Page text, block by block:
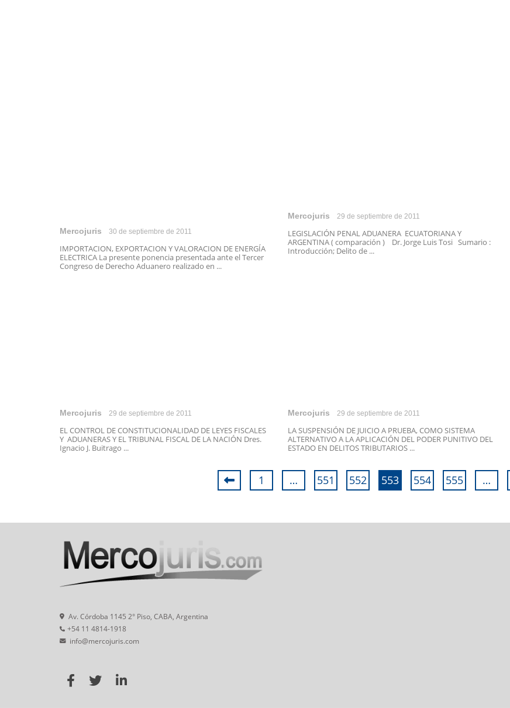
Mercojuris 30 de septiembre de 2011
IMPORTACION, EXPORTACION Y VALORACION DE ENERGÍA
ELECTRICA La presente ponencia presentada ante el Tercer
Congreso de Derecho Aduanero realizado en ...
Mercojuris 29 de septiembre de 2011
LEGISLACIÓN PENAL ADUANERA ECUATORIANA Y
ARGENTINA ( comparación ) Dr. Jorge Luis Tosi Sumario :
Introducción; Delito de ...
Mercojuris 29 de septiembre de 2011
EL CONTROL DE CONSTITUCIONALIDAD DE LEYES FISCALES
Y ADUANERAS Y EL TRIBUNAL FISCAL DE LA NACIÓN Dres.
Ignacio J. Buitrago ...
Mercojuris 29 de septiembre de 2011
LA SUSPENSIÓN DE JUICIO A PRUEBA, COMO SISTEMA
ALTERNATIVO A LA APLICACIÓN DEL PODER PUNITIVO DEL
ESTADO EN DELITOS TRIBUTARIOS ...
1 … 551 552 553 554 555 …
Av. Córdoba 1145 2° Piso, CABA, Argentina
+54 11 4814-1918
info@mercojuris.com